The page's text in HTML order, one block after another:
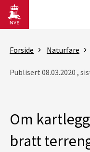
Gå til hovedinnhold
Forside Naturfare
Publisert 08.03.2020 ,
Om
bratt